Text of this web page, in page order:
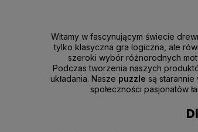
Witamy w fascynującym świecie
tylko klasyczna gra logiczna, ale
szeroki wybór różnorodnych
Podczas tworzenia naszych
układania. Nasze puzzle są
społeczności pasjonatów